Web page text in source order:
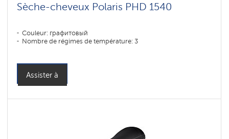
Sèche-cheveux Polaris PHD 1540
Couleur: графитовый
Nombre de régimes de température: 3
Assister à